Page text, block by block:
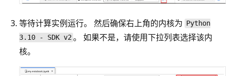
等待计算实例运行。 然后确保右上角的内核为 Python
3.10 - SDK v2。 如果不是，请使用下拉列表选择该内
核。